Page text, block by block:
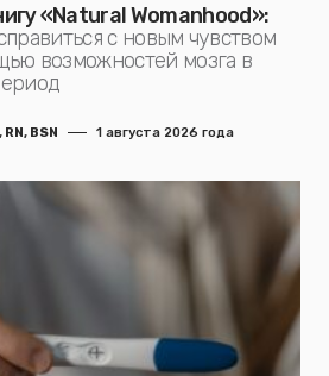
«Natural Womanhood»:
с новым чувством
возможностей мозга в
BSN 1 августа 2026 года